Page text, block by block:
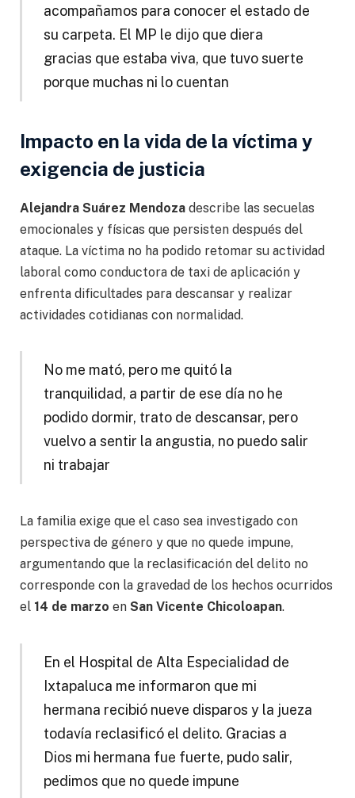
acompañamos para conocer el estado de
su carpeta. El MP le dijo que diera
gracias que estaba viva, que tuvo suerte
porque muchas ni lo cuentan
Impacto en la vida de la víctima y
exigencia de justicia
Alejandra Suárez Mendoza describe las secuelas
emocionales y físicas que persisten después del
ataque. La víctima no ha podido retomar su actividad
laboral como conductora de taxi de aplicación y
enfrenta dificultades para descansar y realizar
actividades cotidianas con normalidad.
No me mató, pero me quitó la
tranquilidad, a partir de ese día no he
podido dormir, trato de descansar, pero
vuelvo a sentir la angustia, no puedo salir
ni trabajar
La familia exige que el caso sea investigado con
perspectiva de género y que no quede impune,
argumentando que la reclasificación del delito no
corresponde con la gravedad de los hechos ocurridos
el 14 de marzo en San Vicente Chicoloapan.
En el Hospital de Alta Especialidad de
Ixtapaluca me informaron que mi
hermana recibió nueve disparos y la jueza
todavía reclasificó el delito. Gracias a
Dios mi hermana fue fuerte, pudo salir,
pedimos que no quede impune